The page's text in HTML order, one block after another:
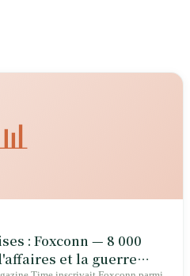
: Foxconn — 8 000
et la guerre